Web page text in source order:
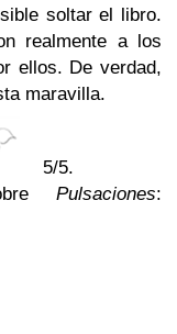
soltar el libro.
realmente a los
ellos. De verdad,
maravilla.
5/5.
Pulsaciones: